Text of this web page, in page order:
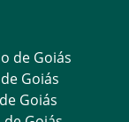
de Goiás
Goiás
Goiás